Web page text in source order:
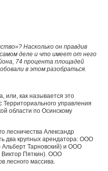
Насколько он правдив
деле и что имеет от него
74 процента площадей
в этом разобраться.
или, как назы­вается это
управления
области по Осинскому
лесничества Александр
два круп­ных арендатора: ООО
Альберт Тарновский) и ООО
Виктор Пяткин). ООО
лесного массива.